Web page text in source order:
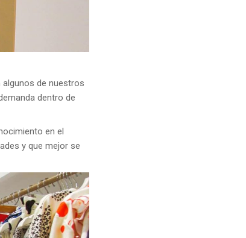
algunos de nuestros
dentro de
en el
y que mejor se